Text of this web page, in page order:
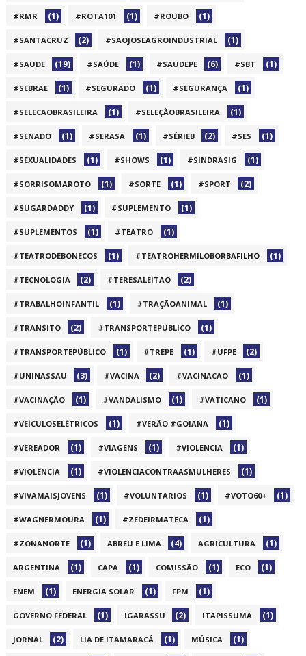
#RMR (1) #ROTA101 (1) #ROUBO (1)
#SANTACRUZ (2) #SAOJOSEAGROINDUSTRIAL (1)
#SAUDE (19) #SAÚDE (1) #SAUDEPE (6) #SBT (1)
#SEBRAE (1) #SEGURADO (1) #SEGURANÇA (1)
#SELECAOBRASILEIRA (1) #SELEÇÃOBRASILEIRA (1)
#SENADO (1) #SERASA (1) #SÉRIEB (2) #SES (1)
#SEXUALIDADES (1) #SHOWS (1) #SINDRASIG (1)
#SORRISOMAROTO (1) #SORTE (1) #SPORT (2)
#SUGARDADDY (1) #SUPLEMENTO (1)
#SUPLEMENTOS (1) #TEATRO (1)
#TEATRODEBONECOS (1) #TEATROHERMILOBORBAFILHO (1)
#TECNOLOGIA (2) #TERESALEITAO (2)
#TRABALHOINFANTIL (1) #TRAÇÃOANIMAL (1)
#TRANSITO (2) #TRANSPORTEPUBLICO (1)
#TRANSPORTEPÚBLICO (1) #TREPE (1) #UFPE (2)
#UNINASSAU (3) #VACINA (2) #VACINACAO (1)
#VACINAÇÃO (1) #VANDALISMO (1) #VATICANO (1)
#VEÍCULOSELÉTRICOS (1) #VERÃO #GOIANA (1)
#VEREADOR (1) #VIAGENS (1) #VIOLENCIA (1)
#VIOLÊNCIA (1) #VIOLENCIACONTRAASMULHERES (1)
#VIVAMAISJOVENS (1) #VOLUNTARIOS (1) #VOTO60+ (1)
#WAGNERMOURA (1) #ZEDEIRMATECA (1)
#ZONANORTE (1) ABREU E LIMA (4) AGRICULTURA (1)
ARGENTINA (1) CAPA (1) COMISSÃO (1) ECO (1)
ENEM (1) ENERGIA SOLAR (1) FPM (1)
GOVERNO FEDERAL (1) IGARASSU (2) ITAPISSUMA (1)
JORNAL (2) LIA DE ITAMARACÁ (1) MÚSICA (1)